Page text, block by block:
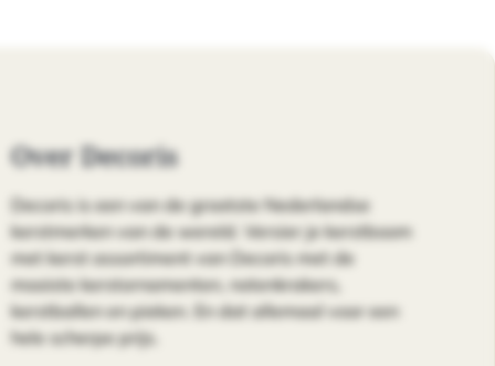
Over Decoris
Decoris is een van de grootste Nederlandse
kerstmerken van de wereld. Versier je kerstboom
met kerst assortiment van Decoris met de
mooiste kerstornamenten, notenkrakers,
kerstballen en pieken. En dat allemaal voor een
hele scherpe prijs.